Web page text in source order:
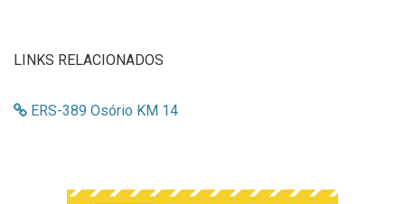
LINKS RELACIONADOS
ERS-389 Osório KM 14